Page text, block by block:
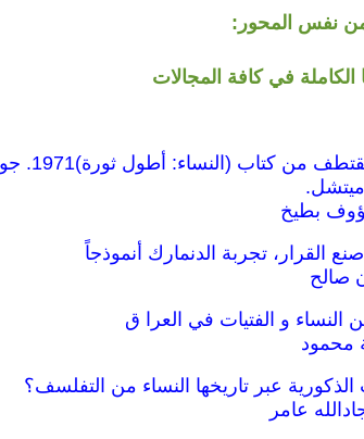
نفس المحور:
في كافة المجالات
بمناسبة 8مارس اليوم العالمى للمرأة
بطيخ
القرار، تجربة الدنمارك أنموذجاً
صالح
النساء و الفتيات في العرا ق
محمود
عبر تاريخها النساء من التفلسف؟
عامر